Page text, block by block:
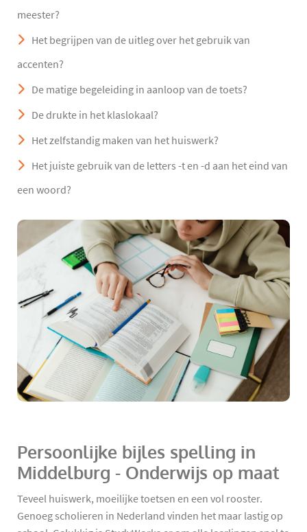
meester?
Het begrijpen van de uitleg over het gebruik van
accenten?
De matige begeleiding in aanloop van de toets?
De drukte in het klaslokaal?
Het zelfstandig maken van het huiswerk?
Het juiste gebruik van de letters -t en -d aan het eind van
een woord?
Persoonlijke bijles spelling in
Middelburg - Onderwijs op maat
Teveel huiswerk, moeilijke toetsen en een vol rooster.
Genoeg scholieren in Nederland vinden het maar lastig op